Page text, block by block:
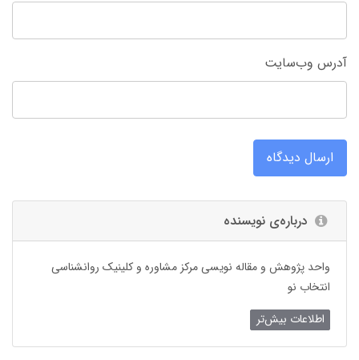
آدرس وب‌سایت
ارسال دیدگاه
درباره‌ی نویسنده
واحد پژوهش و مقاله نویسی مرکز مشاوره و کلینیک روانشناسی
انتخاب نو
اطلاعات بیش‌تر